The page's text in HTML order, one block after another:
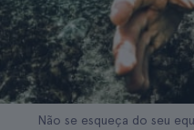
Não se esqueça do seu